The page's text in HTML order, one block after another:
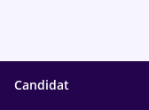
Candidat